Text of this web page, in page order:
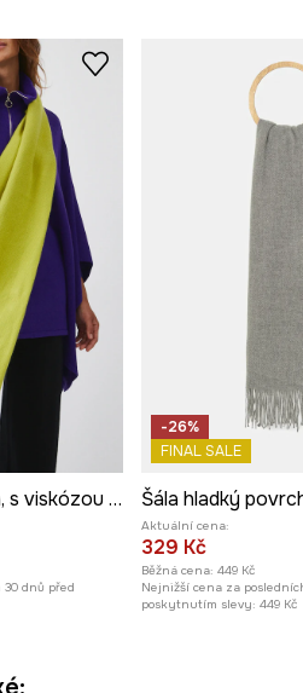
Šála hladký povrch, s viskózou zelená barva
dnů před
-26%
FINAL SALE
Aktuální cena:
329 Kč
Běžná cena: 449 Kč
Nejnižší cena za
poskytnutím slevy: 449 Kč